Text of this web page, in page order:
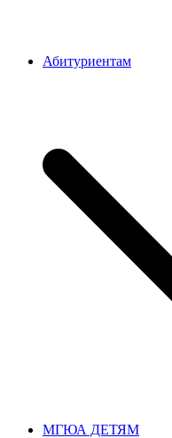
Абитуриентам
МГЮА ДЕТЯМ